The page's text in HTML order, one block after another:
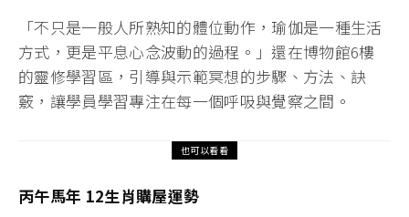
「不只是一般人所熟知的體位動作，瑜伽是一種生活
方式，更是平息心念波動的過程。」還在博物館6樓
的靈修學習區，引導與示範冥想的步驟、方法、訣
竅，讓學員學習專注在每一個呼吸與覺察之間。
也可以看看
丙午馬年 12生肖購屋運勢